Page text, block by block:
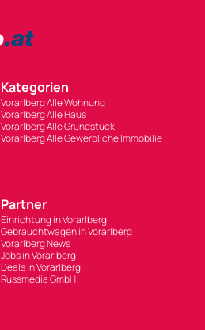
Kategorien
Vorarlberg Alle Wohnung
Vorarlberg Alle Haus
Vorarlberg Alle Grundstück
Vorarlberg Alle Gewerbliche Immobilie
Partner
Einrichtung in Vorarlberg
Gebrauchtwagen in Vorarlberg
Vorarlberg News
Jobs in Vorarlberg
Deals in Vorarlberg
Russmedia GmbH